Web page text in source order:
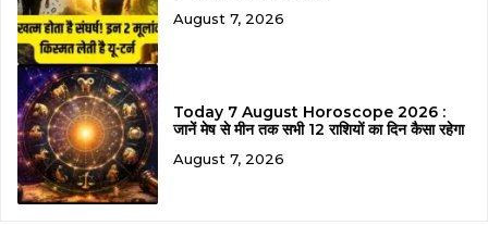
August 7, 2026
Today 7 August Horoscope 2026 :
जानें मेष से मीन तक सभी 12 राशियों का दिन कैसा रहेगा
August 7, 2026